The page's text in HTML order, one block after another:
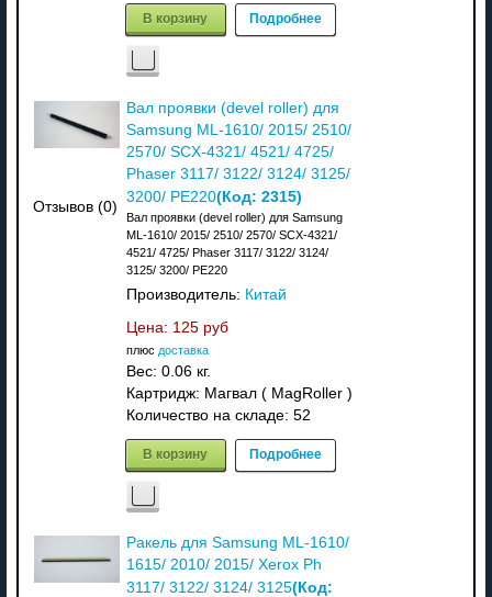
В корзину Подробнее
Отзывов (0)
Вал проявки (devel roller) для
Samsung ML-1610/ 2015/ 2510/
2570/ SCX-4321/ 4521/ 4725/
Phaser 3117/ 3122/ 3124/ 3125/
3200/ PE220(Код: 2315)
Вал проявки (devel roller) для Samsung
ML-1610/ 2015/ 2510/ 2570/ SCX-4321/
4521/ 4725/ Phaser 3117/ 3122/ 3124/
3125/ 3200/ PE220
Производитель: Китай
Цена: 125 руб
плюс доставка
Вес: 0.06 кг.
Картридж: Магвал ( MagRoller )
Количество на складе: 52
В корзину Подробнее
Ракель для Samsung ML-1610/
1615/ 2010/ 2015/ Xerox Ph
3117/ 3122/ 3124/ 3125(Код: